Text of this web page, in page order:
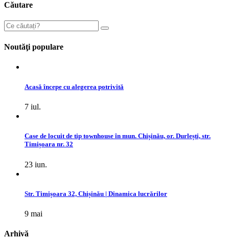
Căutare
Noutăţi populare
Acasă începe cu alegerea potrivită
7 iul.
Case de locuit de tip townhouse în mun. Chișinău, or. Durlești, str.
Timișoara nr. 32
23 iun.
Str. Timișoara 32, Chișinău | Dinamica lucrărilor
9 mai
Arhivă